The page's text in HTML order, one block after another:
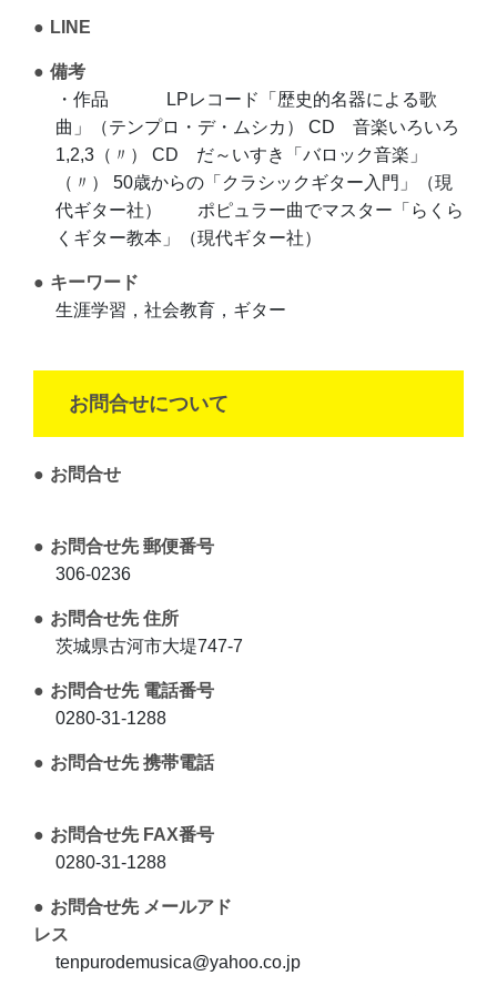
LINE
備考
・作品 LPレコード「歴史的名器による歌
曲」（テンプロ・デ・ムシカ） CD 音楽いろいろ
1,2,3（〃） CD だ～いすき「バロック音楽」
（〃） 50歳からの「クラシックギター入門」（現
代ギター社） ポピュラー曲でマスター「らくら
くギター教本」（現代ギター社）
キーワード
生涯学習，社会教育，ギター
お問合せについて
お問合せ
お問合せ先 郵便番号
306-0236
お問合せ先 住所
茨城県古河市大堤747-7
お問合せ先 電話番号
0280-31-1288
お問合せ先 携帯電話
お問合せ先 FAX番号
0280-31-1288
お問合せ先 メールアド
レス
tenpurodemusica@yahoo.co.jp